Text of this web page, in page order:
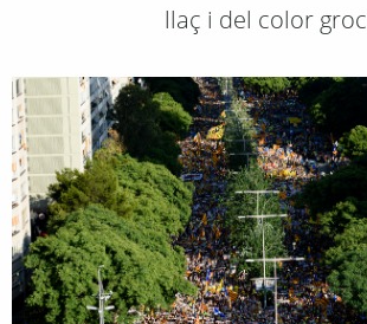
llaç i del color groc